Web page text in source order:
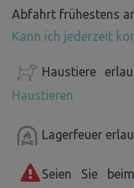
Abfahrt frühestens
Kann ich jederzeit
Haustiere
Haustieren
Lagerfeuer
Seien Sie